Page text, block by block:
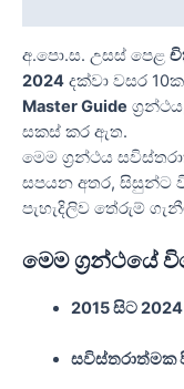
අ.පො.ස. උසස් පෙළ
2024 දක්වා වසර
Master Guide
සකස් කර ඇත.
මෙම ග්‍රන්ථය
සපයන අතර, සිසුන්ට
පැහැදිලිව තේරුම්
මෙම ග්‍රන්ථයේ
2015 සිට 2024
සවිස්තරාත්මක